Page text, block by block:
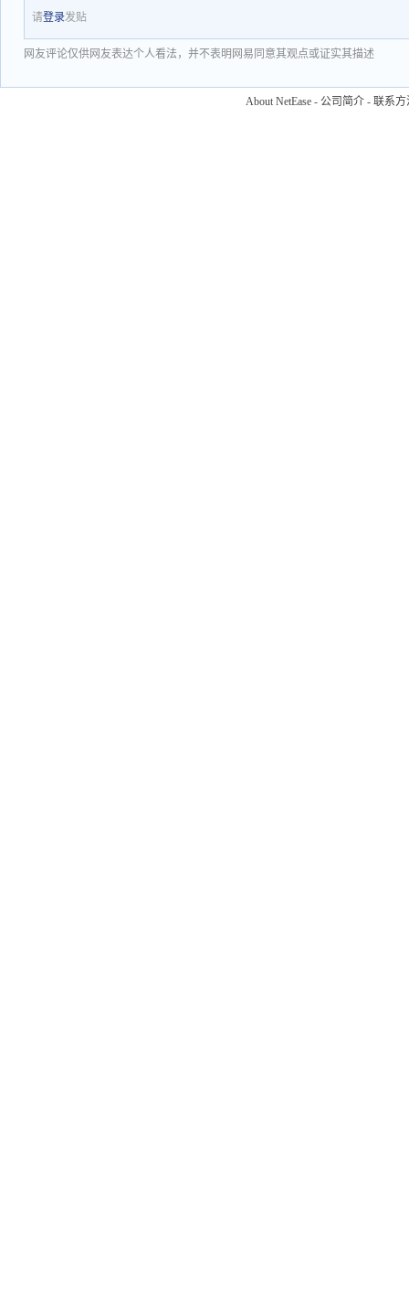
请登录发贴
网友评论仅供网友表达个人看法，并不表明网易同意其观点或证实其描述
About NetEase - 公司简介 - 联系方